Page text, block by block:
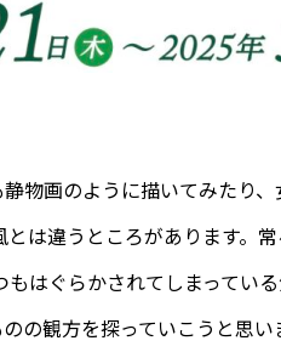
物画のように描いてみたり
は違うところがあります。
はぐらかされてしまっている
の観方を探っていこうと思い